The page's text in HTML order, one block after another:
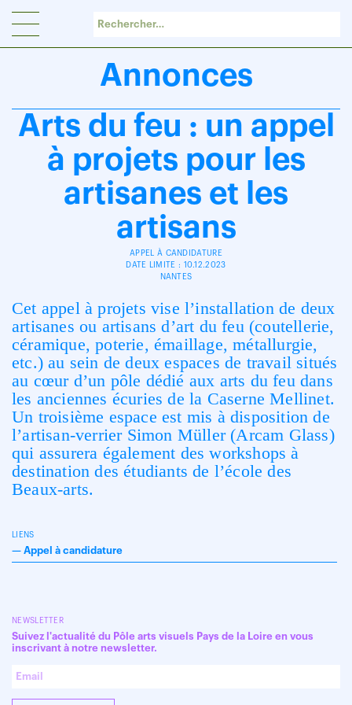
Annonces
Arts du feu : un appel
à projets pour les
artisanes et les
artisans
APPEL À CANDIDATURE
DATE LIMITE : 10.12.2023
NANTES
Cet appel à projets vise l’installation de deux
artisanes ou artisans d’art du feu (coutellerie,
céramique, poterie, émaillage, métallurgie,
etc.) au sein de deux espaces de travail situés
au cœur d’un pôle dédié aux arts du feu dans
les anciennes écuries de la Caserne Mellinet.
Un troisième espace est mis à disposition de
l’artisan-verrier Simon Müller (Arcam Glass)
qui assurera également des workshops à
destination des étudiants de l’école des
Beaux-arts.
LIENS
— Appel à candidature
NEWSLETTER
Suivez l'actualité du Pôle arts visuels Pays de la Loire en vous
inscrivant à notre newsletter.